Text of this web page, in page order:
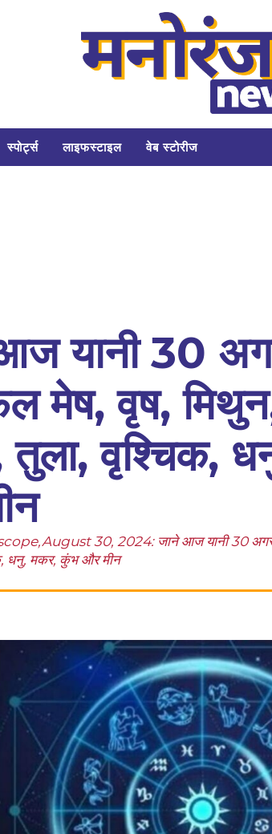
स्पोर्ट्स लाइफस्टाइल वेब स्टोरीज
यानी 30
मेष, वृष,
तुला, वृश्चिक,
30, 2024: जाने आज यानी 30 अगस्त
धनु, मकर, कुंभ और मीन